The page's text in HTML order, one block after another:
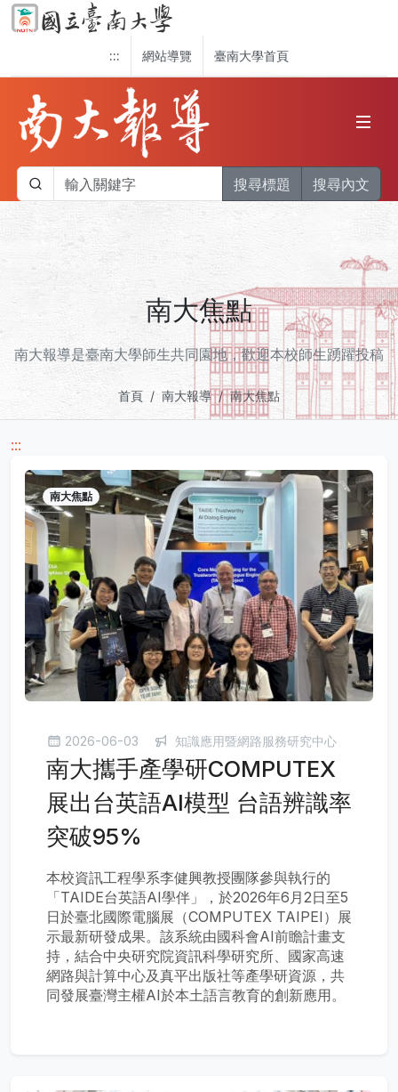
::: 網站導覽 臺南大學首頁
搜尋標題 搜尋內文
南大焦點
南大報導是臺南大學師生共同園地，歡迎本校師生踴躍投稿
首頁 南大報導 南大焦點
:::
南大焦點
2026-06-03 知識應用暨網路服務研究中心
南大攜手產學研COMPUTEX
展出台英語AI模型 台語辨識率
突破95%
本校資訊工程學系李健興教授團隊參與執行的
「TAIDE台英語AI學伴」，於2026年6月2日至5
日於臺北國際電腦展（COMPUTEX TAIPEI）展
示最新研發成果。該系統由國科會AI前瞻計畫支
持，結合中央研究院資訊科學研究所、國家高速
網路與計算中心及真平出版社等產學研資源，共
同發展臺灣主權AI於本土語言教育的創新應用。